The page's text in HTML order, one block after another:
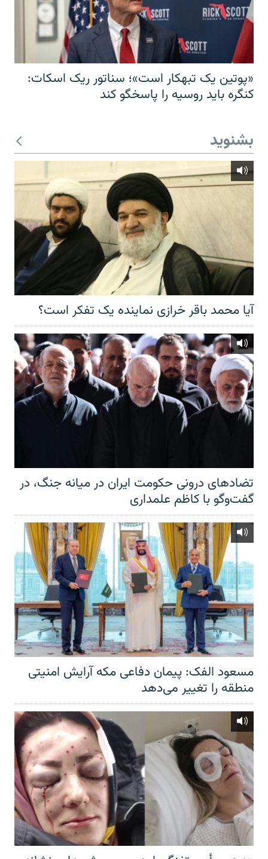
«پوتین یک تبهکار است»؛ سناتور ریک اسکات:
کنگره باید روسیه را پاسخگو کند
بشنوید
آیا محمد باقر خرازی نماینده یک تفکر است؟
تضادهای درونی حکومت ایران در میانه جنگ، در
گفت‌‌وگو با کاظم علمداری
مسعود الفک: پیمان دفاعی مکه آرایش امنیتی
منطقه را تغییر می‌دهد